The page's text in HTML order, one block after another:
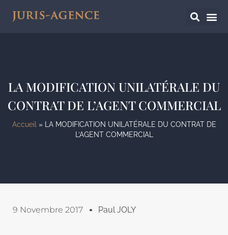
LA MODIFICATION UNILATÉRALE DU
CONTRAT DE L’AGENT COMMERCIAL
Accueil » LA MODIFICATION UNILATÉRALE DU CONTRAT DE
L’AGENT COMMERCIAL
9 Novembre 2017 Paul JOLY